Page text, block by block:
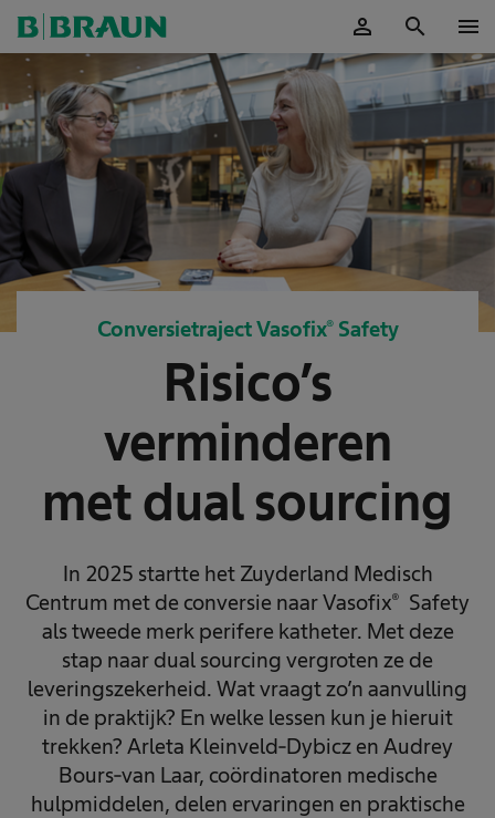
person search menu
Conversietraject Vasofix® Safety
Risico’s
verminderen
met dual sourcing
In 2025 startte het Zuyderland Medisch
Centrum met de conversie naar Vasofix® Safety
als tweede merk perifere katheter. Met deze
stap naar dual sourcing vergroten ze de
leveringszekerheid. Wat vraagt zo’n aanvulling
in de praktijk? En welke lessen kun je hieruit
trekken? Arleta Kleinveld‑Dybicz en Audrey
Bours‑van Laar, coördinatoren medische
hulpmiddelen, delen ervaringen en praktische